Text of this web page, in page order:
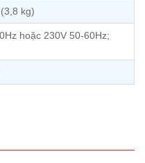
kg)
hoặc 230V 50-60Hz;